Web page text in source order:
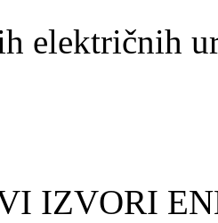
električnih
IZVORI